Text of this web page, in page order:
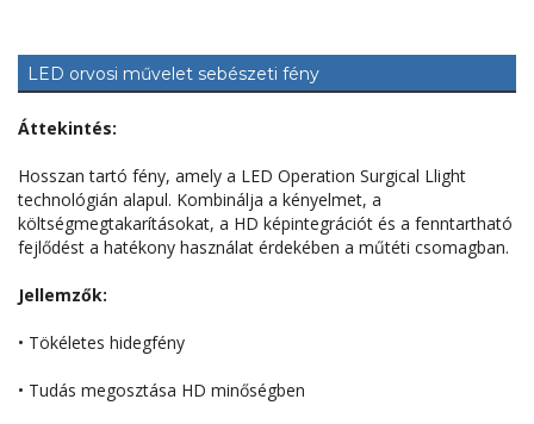
LED orvosi művelet sebészeti fény
Áttekintés:
Hosszan tartó fény, amely a LED Operation Surgical Llight
technológián alapul. Kombinálja a kényelmet, a
költségmegtakarításokat, a HD képintegrációt és a fenntartható
fejlődést a hatékony használat érdekében a műtéti csomagban.
Jellemzők:
• Tökéletes hidegfény
• Tudás megosztása HD minőségben